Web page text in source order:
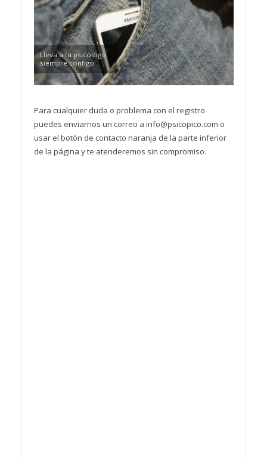
Lleva a tu psicólogo
siempre contigo.
Para cualquier duda o problema con el registro
puedes enviarnos un correo a info@psicopico.com o
usar el botón de contacto naranja de la parte inferior
de la página y te atenderemos sin compromiso.